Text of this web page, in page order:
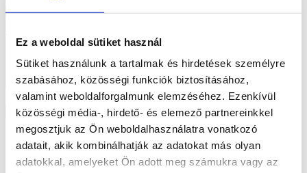
Ez a weboldal sütiket használ
Sütiket használunk a tartalmak és hirdetések személyre
szabásához, közösségi funkciók biztosításához,
valamint weboldalforgalmunk elemzéséhez. Ezenkívül
közösségi média-, hirdető- és elemező partnereinkkel
megosztjuk az Ön weboldalhasználatra vonatkozó
adatait, akik kombinálhatják az adatokat más olyan
adatokkal, amelyeket Ön adott meg számukra vagy az
Elfogadom azAdatkezelési tájékoztatót
Küldés
Legutóbbi bejegyzések